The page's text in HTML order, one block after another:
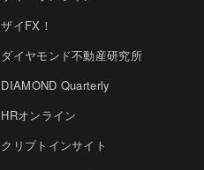
ザイFX！
ダイヤモンド不動産研究所
DIAMOND Quarterly
HRオンライン
クリプトインサイト